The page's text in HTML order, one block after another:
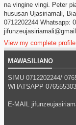
na vingine vingi. Peter
hususan Ujasiriamali,
0712202244 Whatsapp:
View my complete profile
MAWASILIANO
SIMU 0712202244/
WHATSAPP
E-MAIL